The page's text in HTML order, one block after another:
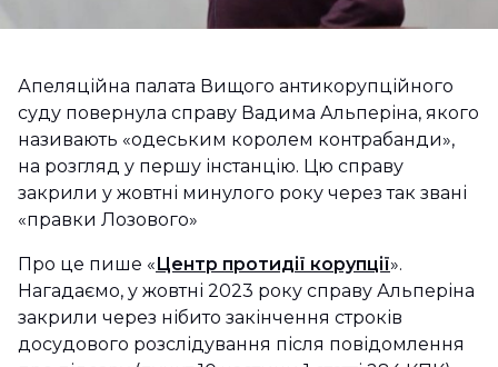
Апеляційна палата Вищого антикорупційного
суду повернула справу Вадима Альперіна, якого
називають «одеським королем контрабанди»,
на розгляд у першу інстанцію. Цю справу
закрили у жовтні минулого року через так звані
«правки Лозового»
Про це пише «Центр протидії корупції».
Нагадаємо, у жовтні 2023 року справу Альперіна
закрили через нібито закінчення строків
досудового розслідування після повідомлення